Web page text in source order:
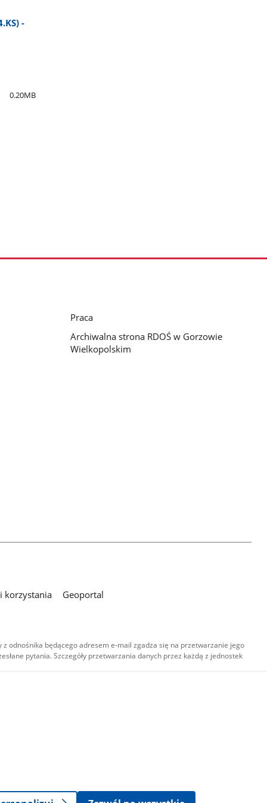
-
0.20MB
Praca
Archiwalna strona RDOŚ w Gorzowie
Wielkopolskim
korzystania Geoportal
odnośnika będącego adresem e-mail zgadza się na przetwarzanie jego
pytania. Szczegóły przetwarzania danych przez każdą z jednostek